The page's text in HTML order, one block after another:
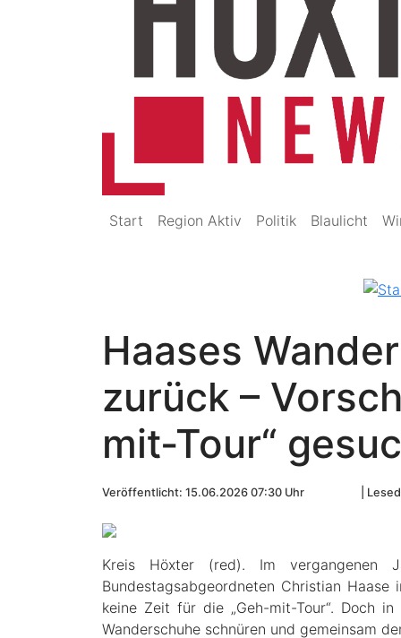
Start Region Aktiv Politik Blaulicht
Haases
zurück –
mit-Tour“
Veröffentlicht: 15.06.2026 07:30 Uhr
Kreis Höxter (red). Im vergangenen
Bundestagsabgeordneten Christian
keine Zeit für die „Geh-mit-Tour“. Doch
Wanderschuhe schnüren und gemeinsam